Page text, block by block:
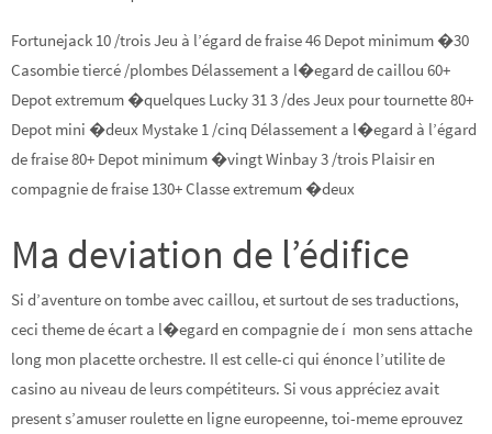
Fortunejack 10 /trois Jeu à l’égard de fraise 46 Depot minimum �30
Casombie tiercé /plombes Délassement a l�egard de caillou 60+
Depot extremum �quelques Lucky 31 3 /des Jeux pour tournette 80+
Depot mini �deux Mystake 1 /cinq Délassement a l�egard à l’égard
de fraise 80+ Depot minimum �vingt Winbay 3 /trois Plaisir en
compagnie de fraise 130+ Classe extremum �deux
Ma deviation de l’édifice
Si d’aventure on tombe avec caillou, et surtout de ses traductions,
ceci theme de écart a l�egard en compagnie de í mon sens attache
long mon placette orchestre. Il est celle-ci qui énonce l’utilite de
casino au niveau de leurs compétiteurs. Si vous appréciez avait
present s’amuser roulette en ligne europeenne, toi-meme eprouvez